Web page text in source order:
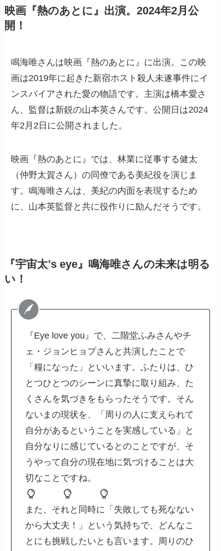
映画『熱のあとに』出演。2024年2月公
開！
鳴海唯さんは映画『熱のあとに』に出演。この映
画は2019年に起きた新宿ホスト殺人未遂事件にイ
ンスパイアされた愛の物語です。主演は橋本愛さ
ん、監督は新鋭の山本英さんです。公開日は2024
年2月2日に公開されました。
映画『熱のあとに』では、林業に従事する健太
（仲野太賀さん）の同僚である美紀役を演じま
す。鳴海唯さんは、美紀の内面を表現するため
に、山本英監督と共に役作りに励んだそうです。
『宇宙太’s eye』鳴海唯さんの未来は明る
い！
『Eye love you』で、二階堂ふみさんやチ
ェ・ジョンヒョプさんと共演したことで
「糧になった」といいます。ふたりは、ひ
とつひとつのシーンに真摯に取り組み、た
くさんを気づきをもらったそうです。そん
ないまの現状を、「周りの人に支えられて
自分があるということを実感している」と
自分なりに感じているとのことですが、そ
うやって自分の現在地に気づけることは大
切なことですね。
また、それと同時に「失敗しても死なない
から大丈夫！」という気持ちで、どんなこ
とにも挑戦したいとも言います。周りのひ